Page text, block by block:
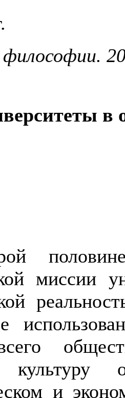
в
миссии
и